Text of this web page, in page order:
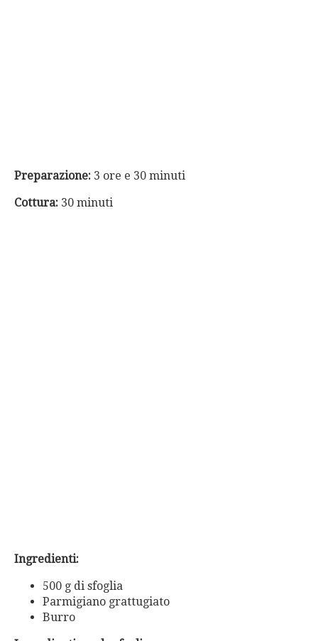
Preparazione: 3 ore e 30 minuti
Cottura: 30 minuti
Ingredienti:
500 g di sfoglia
Parmigiano grattugiato
Burro